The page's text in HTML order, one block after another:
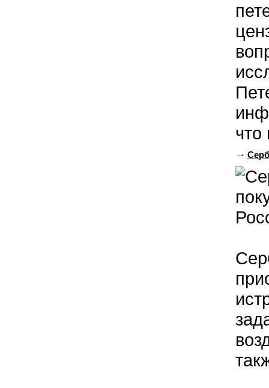
что